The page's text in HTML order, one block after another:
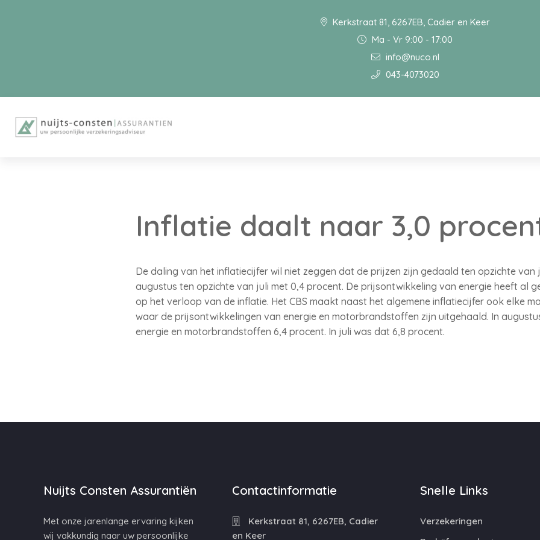
Kerkstraat 81, 6267EB, Cadier en Keer
Ma - Vr 9:00 - 17:00
info@nuco.nl
043-4073020
Inflatie daalt naar 3,0
De daling van het inflatiecijfer wil niet zeggen dat de prijzen zijn gedaald ten opzichte van
augustus ten opzichte van juli met 0,4 procent. De prijsontwikkeling van energie heeft al
op het verloop van de inflatie. Het CBS maakt naast het algemene inflatiecijfer ook elke
waar de prijsontwikkelingen van energie en motorbrandstoffen zijn uitgehaald. In
energie en motorbrandstoffen 6,4 procent. In juli was dat 6,8 procent.
Nuijts Consten Assurantiën
Met onze jarenlange ervaring kijken
wij vakkundig naar uw persoonlijke
Contactinformatie
Kerkstraat 81, 6267EB, Cadier
en Keer
Snelle Links
Verzekeringen